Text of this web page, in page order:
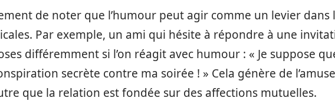
de noter que l’humour peut agir comme un levier dans
Par exemple, un ami qui hésite à répondre à une
différemment si l’on réagit avec humour : « Je suppose
secrète contre ma soirée ! » Cela génère de
que la relation est fondée sur des affections mutuelles.